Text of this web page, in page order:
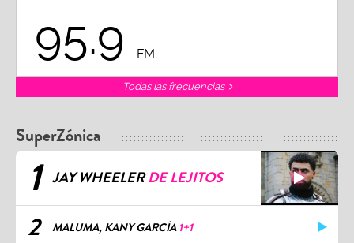
95.9 FM
Todas las frecuencias
SuperZónica
1 JAY WHEELERDE LEJITOS
2 MALUMA, KANY GARCÍA 1+1